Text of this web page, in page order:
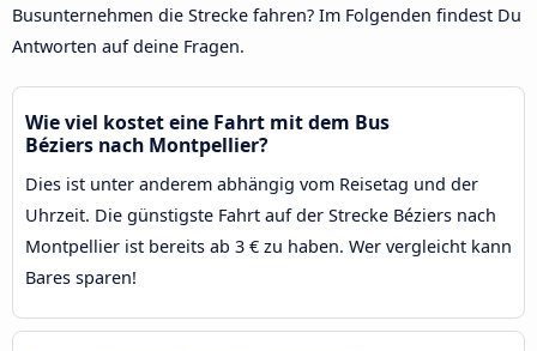
Busunternehmen die Strecke fahren? Im Folgenden findest Du
Antworten auf deine Fragen.
Wie viel kostet eine Fahrt mit dem Bus
Béziers nach Montpellier?
Dies ist unter anderem abhängig vom Reisetag und der
Uhrzeit. Die günstigste Fahrt auf der Strecke Béziers nach
Montpellier ist bereits ab 3 € zu haben. Wer vergleicht kann
Bares sparen!